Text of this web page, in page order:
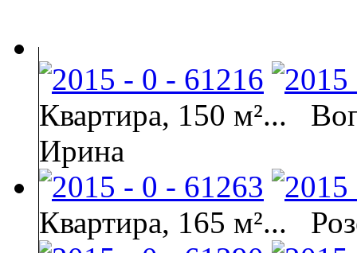
Квартира, 150 м²...
Ирина
Квартира, 165 м²...